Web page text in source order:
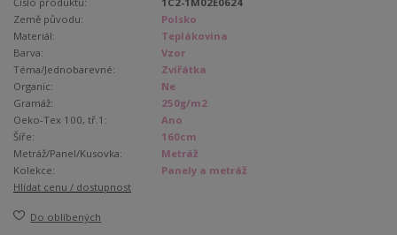
Země původu:
Polsko
Materiál:
Teplákovina
Barva:
Vzor
Téma/Jednobarevné:
Zvířátka
Organic:
Ne
Gramáž:
250g/m2
Oeko-Tex 100, tř.1:
Ano
Šíře:
160cm
Metráž/Panel/Kusovka:
Metráž
Kolekce:
Panely a metráž
Hlídat cenu / dostupnost
Do oblíbených